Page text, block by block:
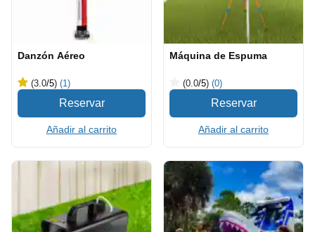
Danzón Aéreo
(3.0/5) (1)
Añadir al carrito
Máquina de Espuma
(0.0/5) (0)
Añadir al carrito